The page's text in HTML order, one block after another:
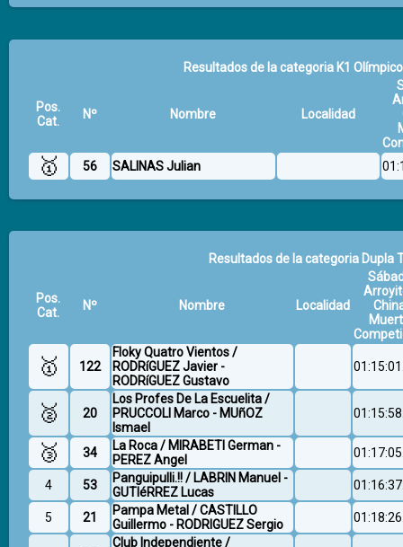
Resultados de la categoria K1
Pos.
Cat.
Nº Nombre Localidad
🥇 56 SALINAS Julian
Resultados de la categoria Dupla
Pos.
Cat.
Nº Nombre Localidad
🥇 122
Floky Quatro Vientos /
RODRíGUEZ Javier -
RODRíGUEZ Gustavo
🥈 20
Los Profes De La Escuelita /
PRUCCOLI Marco - MUñOZ
Ismael
🥉 34
La Roca / MIRABETI German -
PEREZ Angel
4 53
Panguipulli.!! / LABRIN Manuel -
GUTIéRREZ Lucas
5 21
Pampa Metal / CASTILLO
Guillermo - RODRIGUEZ Sergio
Club Independiente /